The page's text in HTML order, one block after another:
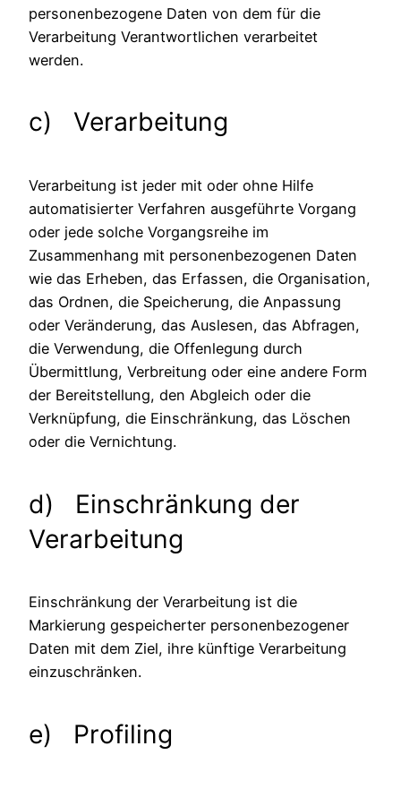
personenbezogene Daten von dem für die
Verarbeitung Verantwortlichen verarbeitet
werden.
c) Verarbeitung
Verarbeitung ist jeder mit oder ohne Hilfe
automatisierter Verfahren ausgeführte Vorgang
oder jede solche Vorgangsreihe im
Zusammenhang mit personenbezogenen Daten
wie das Erheben, das Erfassen, die Organisation,
das Ordnen, die Speicherung, die Anpassung
oder Veränderung, das Auslesen, das Abfragen,
die Verwendung, die Offenlegung durch
Übermittlung, Verbreitung oder eine andere Form
der Bereitstellung, den Abgleich oder die
Verknüpfung, die Einschränkung, das Löschen
oder die Vernichtung.
d) Einschränkung der
Verarbeitung
Einschränkung der Verarbeitung ist die
Markierung gespeicherter personenbezogener
Daten mit dem Ziel, ihre künftige Verarbeitung
einzuschränken.
e) Profiling